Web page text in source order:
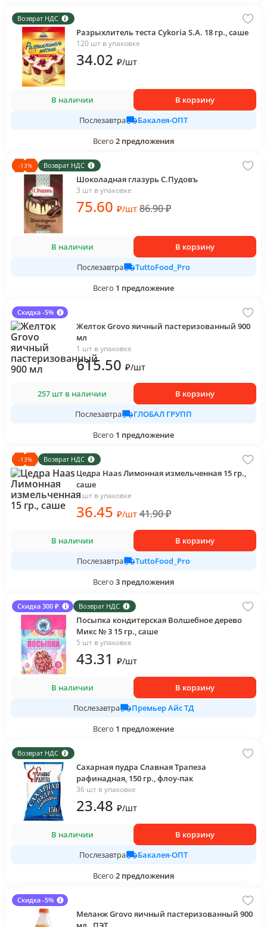
Возврат НДС
Разрыхлитель теста Cykoria S.A. 18 гр., саше
120 шт в упаковке
34.02 ₽/шт
В наличии
В корзину
Послезавтра
Бакалея-ОПТ
Всего 2 предложения
-13% Возврат НДС
Шоколадная глазурь С.Пудовъ
3 шт в упаковке
75.60 ₽/шт 86.90₽
В наличии
В корзину
Послезавтра
TuttoFood_Pro
Всего 1 предложение
Скидка -5%
Желток Grovo яичный пастеризованный 900
мл
1 шт в упаковке
615.50 ₽/шт
257 шт в наличии
В корзину
Послезавтра
ГЛОБАЛ ГРУПП
Всего 1 предложение
-13% Возврат НДС
Цедра Haas Лимонная измельченная 15 гр.,
саше
3 шт в упаковке
36.45 ₽/шт 41.90₽
В наличии
В корзину
Послезавтра
TuttoFood_Pro
Всего 3 предложения
Скидка 300 ₽ Возврат НДС
Посыпка кондитерская Волшебное дерево
Микс № 3 15 гр., саше
5 шт в упаковке
43.31 ₽/шт
В наличии
В корзину
Послезавтра
Премьер Айс ТД
Всего 1 предложение
Возврат НДС
Сахарная пудра Славная Трапеза
рафинадная, 150 гр., флоу-пак
36 шт в упаковке
23.48 ₽/шт
В наличии
В корзину
Послезавтра
Бакалея-ОПТ
Всего 2 предложения
Скидка -5%
Меланж Grovo яичный пастеризованный 900